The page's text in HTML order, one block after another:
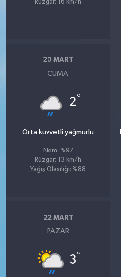
Rüzgar: 16 km/h
20 MART
CUMA
2°
Orta kuvvetli yağmurlu
Nem: %97
Rüzgar: 13 km/h
Yağış Olasılığı: %88
22 MART
PAZAR
3°